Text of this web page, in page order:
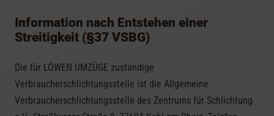
Information nach Entstehen einer
Streitigkeit (§37 VSBG)
Die für LÖWEN UMZÜGE zuständige
Verbraucherschlichtungsstelle ist die Allgemeine
Verbraucherschlichtungsstelle des Zentrums für Schlichtung